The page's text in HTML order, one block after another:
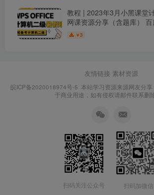
教程 | 2023年3月小黑课堂
网课资源分享（含题库）
￥3
友情链接 素材资源
皖ICP备2020018974号-5 本站学习资源来源网友分
于商业用途，如有侵权请邮件联系删
扫码关注公众号 扫码加微信